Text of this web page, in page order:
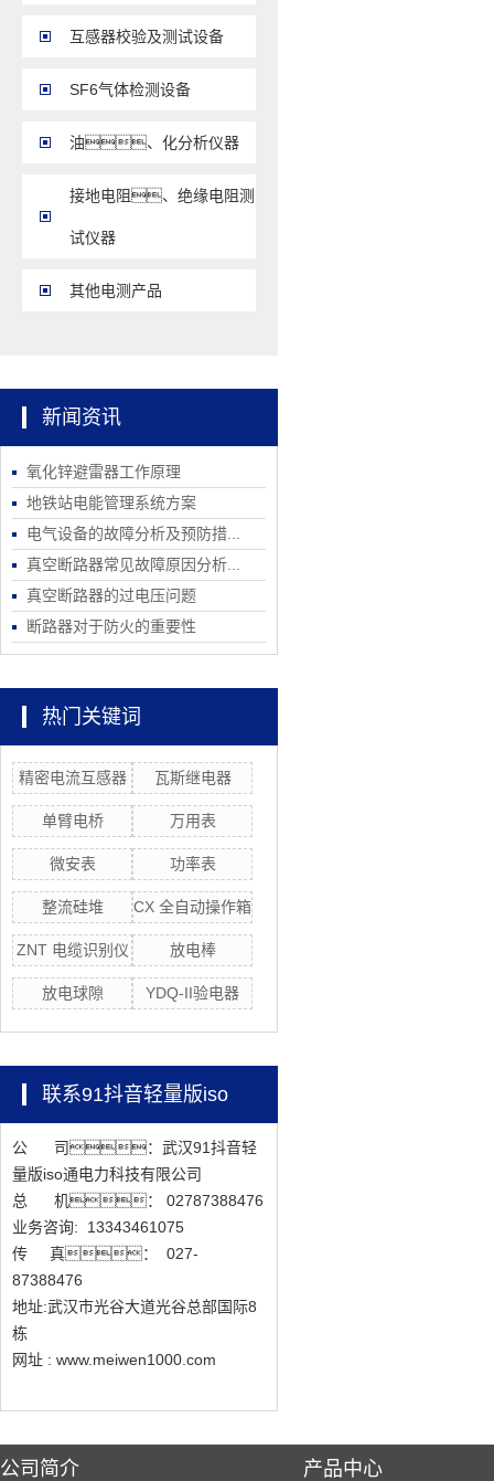
互感器校验及测试设备
SF6气体检测设备
油、化分析仪器
接地电阻、绝缘电阻测
试仪器
其他电测产品
新闻资讯
氧化锌避雷器工作原理
地铁站电能管理系统方案
电气设备的故障分析及预防措...
真空断路器常见故障原因分析...
真空断路器的过电压问题
断路器对于防火的重要性
热门关键词
精密电流互感器 瓦斯继电器
单臂电桥 万用表
微安表 功率表
整流硅堆 CX 全自动操作箱
ZNT 电缆识别仪 放电棒
放电球隙 YDQ-II验电器
联系91抖音轻量版iso
公 司：武汉91抖音轻
量版iso通电力科技有限公司
总 机： 02787388476
业务咨询: 13343461075
传 真： 027-
87388476
地址:武汉市光谷大道光谷总部国际8
栋
网址 : www.meiwen1000.com
公司简介 产品中心